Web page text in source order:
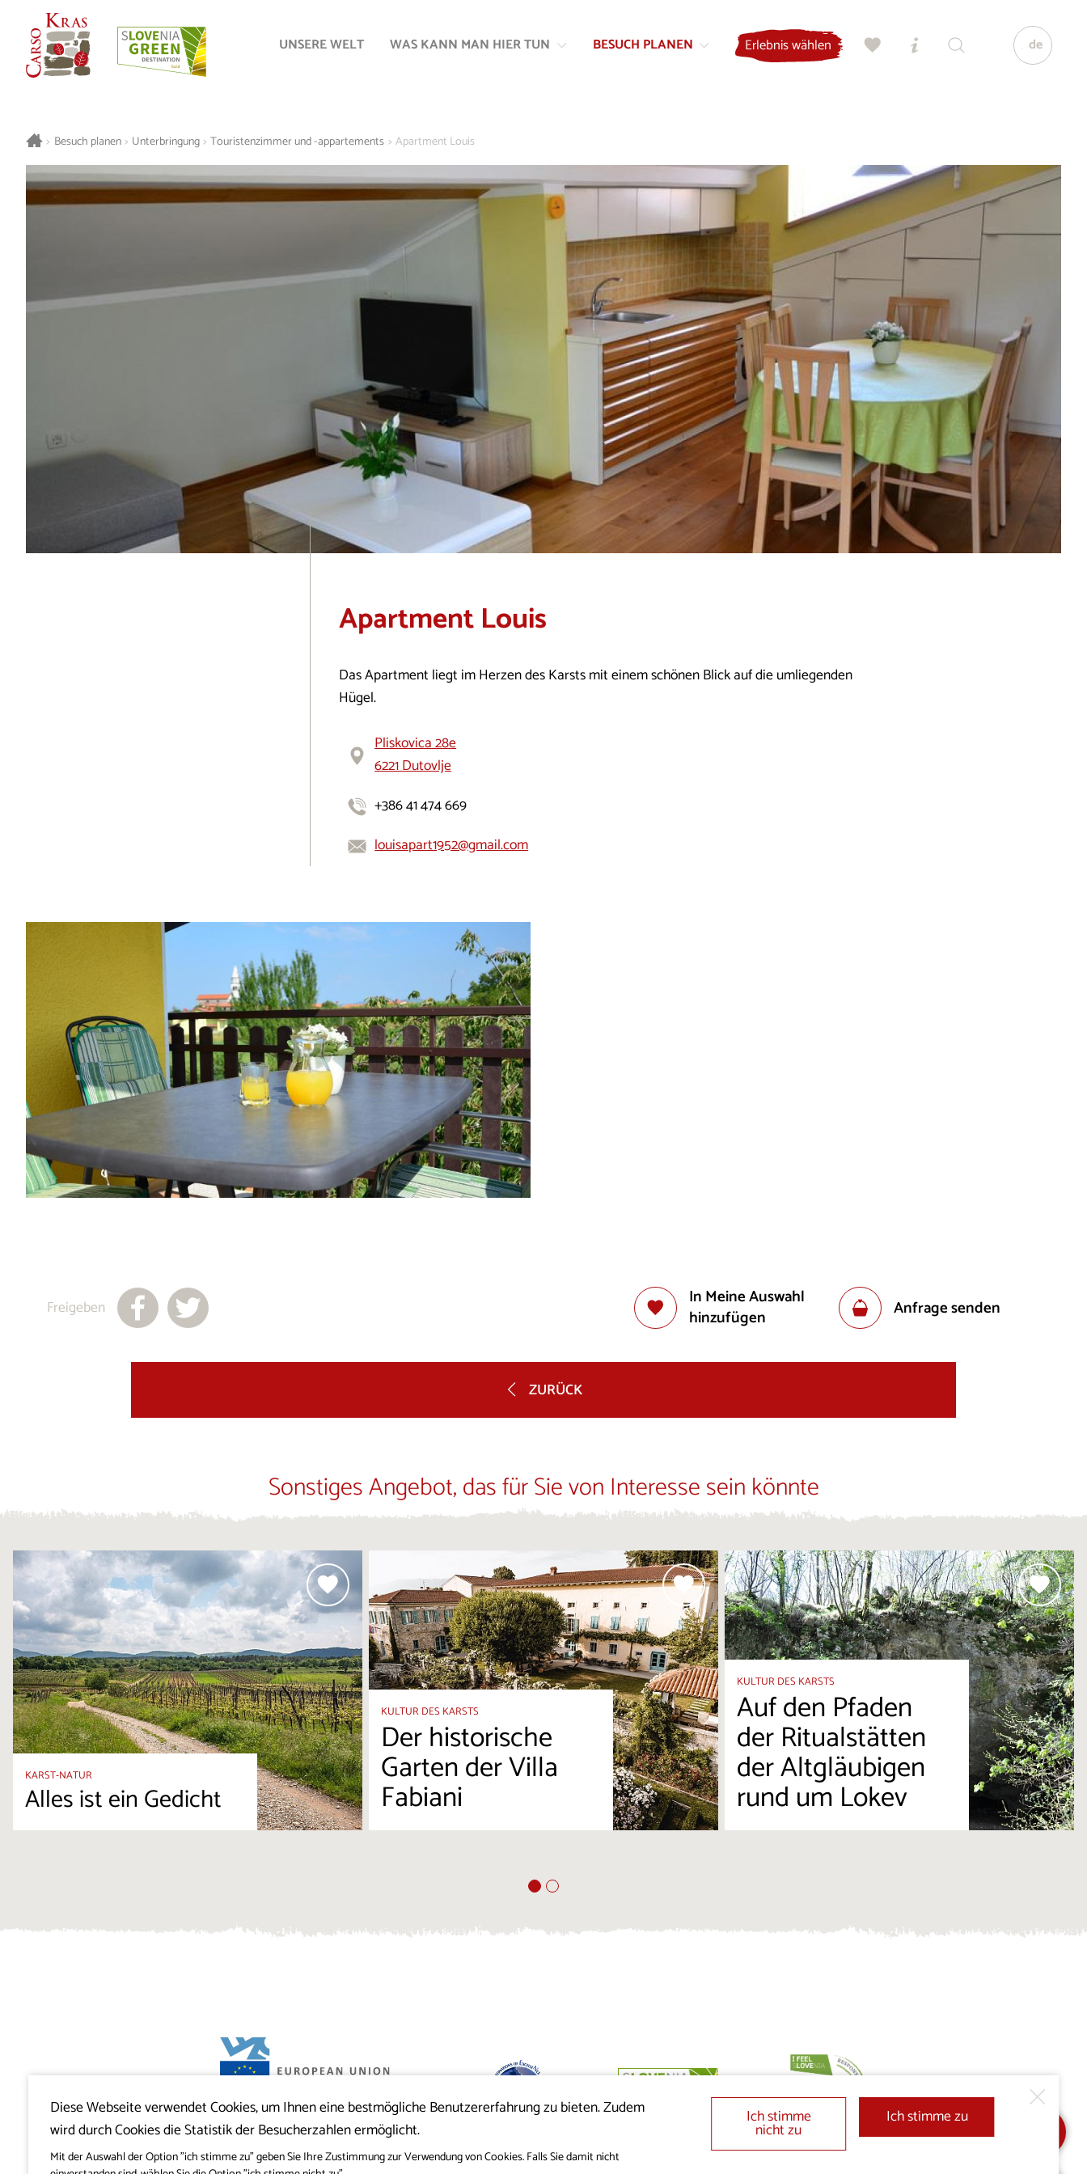
Inhalt
Navigation
UNSERE WELT WAS KANN MAN HIER TUN BESUCH PLANEN Erlebnis wählen de
> Besuch planen > Unterbringung > Touristenzimmer und -appartements > Apartment Louis
Apartment Louis
Das Apartment liegt im Herzen des Karsts mit einem schönen Blick auf die umliegenden
Hügel.
Pliskovica 28e
6221 Dutovlje
+386 41 474 669
louisapart1952@gmail.com
In Meine Auswahl
hinzufügen
Anfrage senden
Freigeben
ZURÜCK
Sonstiges Angebot, das für Sie von Interesse sein könnte
KARST-NATUR
Alles ist ein Gedicht
KULTUR DES KARSTS
Der historische
Garten der Villa
Fabiani
KULTUR DES KARSTS
Auf den Pfaden
der Ritualstätten
der Altgläubigen
rund um Lokev
Projekt Visitkras. Die Investition wird von der Republik
Slowenien und von der Europäischen Union aus dem
Europäischen Fonds für regionale Entwicklung
mitfinanziert.
Diese Webseite verwendet Cookies, um Ihnen eine bestmögliche Benutzererfahrung zu bieten. Zudem
wird durch Cookies die Statistik der Besucherzahlen ermöglicht.
Mit der Auswahl der Option "ich stimme zu" geben Sie Ihre Zustimmung zur Verwendung von Cookies. Falls Sie damit nicht
Ich stimme
nicht zu
Ich stimme zu